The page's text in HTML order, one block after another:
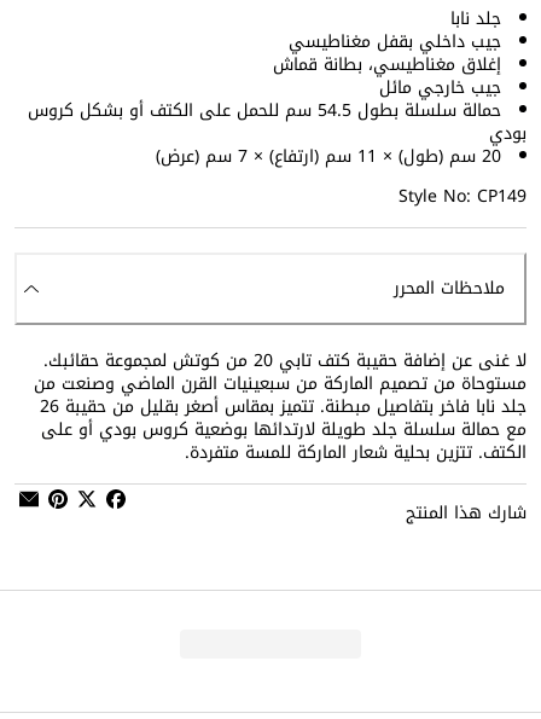
جلد نابا
جيب داخلي بقفل مغناطيسي
إغلاق مغناطيسي، بطانة قماش
جيب خارجي مائل
حمالة سلسلة بطول 54.5 سم للحمل على الكتف أو بشكل كروس
بودي
20 سم (طول) × 11 سم (ارتفاع) × 7 سم (عرض)
Style No: CP149
ملاحظات المحرر
لا غنى عن إضافة حقيبة كتف تابي 20 من كوتش لمجموعة حقائبك.
مستوحاة من تصميم الماركة من سبعينيات القرن الماضي وصنعت من
جلد نابا فاخر بتفاصيل مبطنة. تتميز بمقاس أصغر بقليل من حقيبة 26
مع حمالة سلسلة جلد طويلة لارتدائها بوضعية كروس بودي أو على
الكتف. تتزين بحلية شعار الماركة للمسة متفردة.
شارك هذا المنتج